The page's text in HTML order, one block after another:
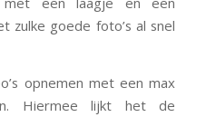
zulke goede foto’s al snel
opnemen met een max
Hiermee lijkt het de